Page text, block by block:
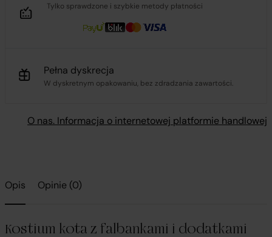
Tylko sprawdzone i szybkie metody płatności
Pełna dyskrecja
W dyskretnym opakowaniu, bez zdradzania zawartości.
O nas. Informacja o internetowej platformie handlowej
Opis Opinie (0)
Kostium kota z falbankami i dodatkami